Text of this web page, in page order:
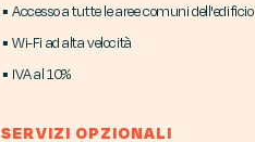
▪ Accesso a tutte le aree comuni dell'edificio
▪ Wi-Fi ad alta velocità
▪ IVA al 10%
SERVIZI OPZIONALI